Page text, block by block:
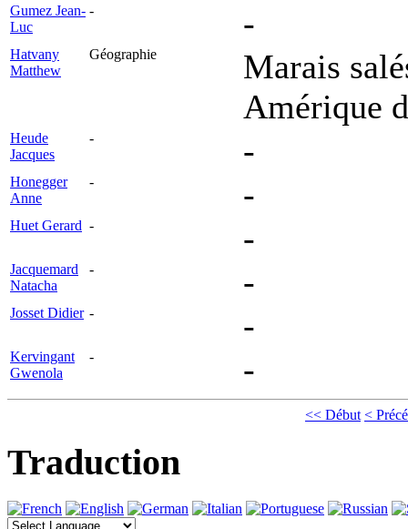
Gumez Jean-
Luc
- -
Hatvany
Matthew
Géographie
Marais
Amérique
Heude
Jacques
- -
Honegger
Anne
- -
Huet Gerard - -
Jacquemard
Natacha
- -
Josset Didier - -
Kervingant
Gwenola
- -
<< Début <
Traduction